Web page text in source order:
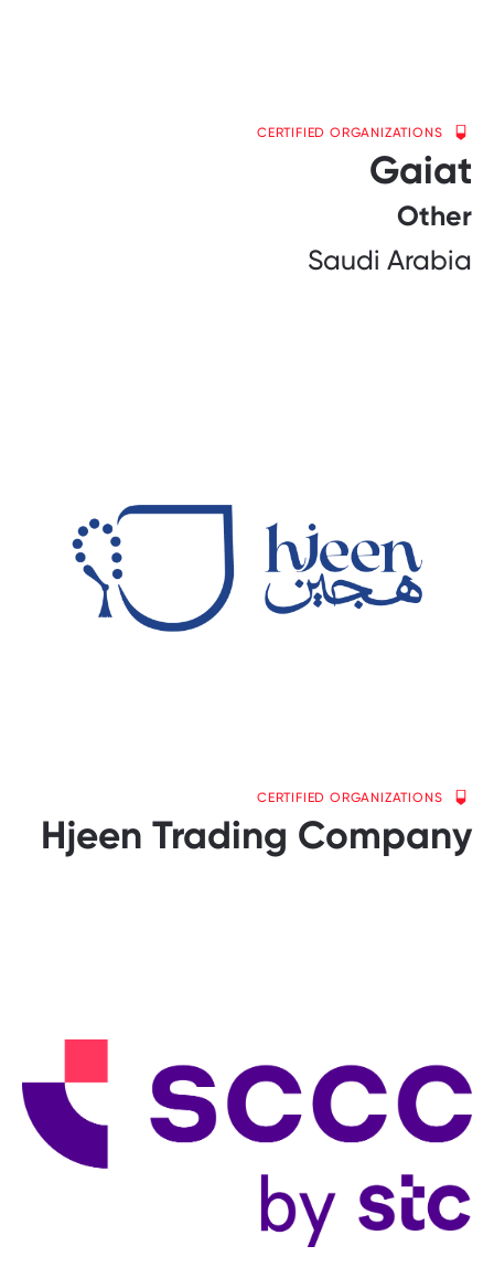
CERTIFIED ORGANIZATIONS
Gaiat
Other
Saudi Arabia
CERTIFIED ORGANIZATIONS
Hjeen Trading Company